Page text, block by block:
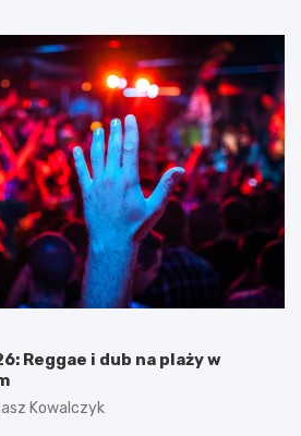
Reggae i dub na plaży w
Kowalczyk